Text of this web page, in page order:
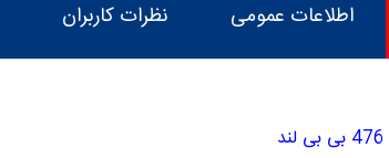
اطلاعات عمومی نظرات کاربران